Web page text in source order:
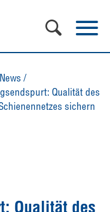
News /
Qualität des
sichern
Qualität des